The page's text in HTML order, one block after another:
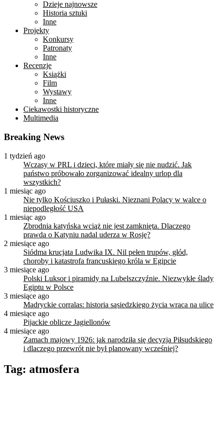
Dzieje najnowsze
Historia sztuki
Inne
Projekty
Konkursy
Patronaty
Inne
Recenzje
Książki
Film
Wystawy
Inne
Ciekawostki historyczne
Multimedia
Breaking News
1 tydzień ago
Wczasy w PRL i dzieci, które miały się nie nudzić. Jak
państwo próbowało zorganizować idealny urlop dla
wszystkich?
1 miesiąc ago
Nie tylko Kościuszko i Pułaski. Nieznani Polacy w walce o
niepodległość USA
1 miesiąc ago
Zbrodnia katyńska wciąż nie jest zamknięta. Dlaczego
prawda o Katyniu nadal uderza w Rosję?
2 miesiące ago
Siódma krucjata Ludwika IX. Nil pełen trupów, głód,
choroby i katastrofa francuskiego króla w Egipcie
3 miesiące ago
Polski Luksor i piramidy na Lubelszczyźnie. Niezwykłe ślady
Egiptu w Polsce
3 miesiące ago
Madryckie corralas: historia sąsiedzkiego życia wraca na ulice
4 miesiące ago
Pijackie oblicze Jagiellonów
4 miesiące ago
Zamach majowy 1926: jak narodziła się decyzja Piłsudskiego
i dlaczego przewrót nie był planowany wcześniej?
Tag: atmosfera